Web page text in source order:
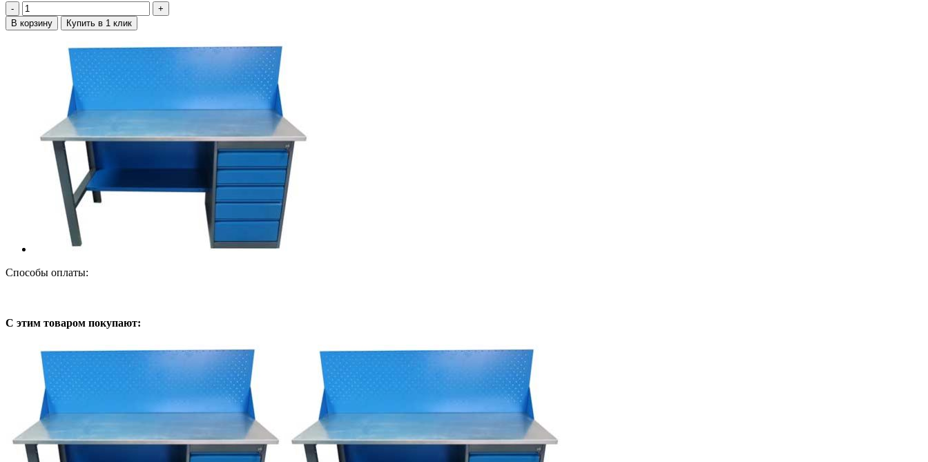
‐
+
В корзину
Купить в 1 клик
Способы оплаты:
С этим товаром покупают: